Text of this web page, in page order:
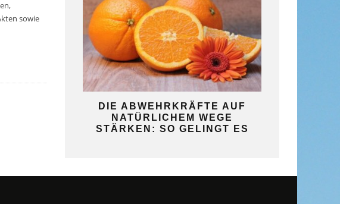
sowie
DIE ABWEHRKRÄFTE AUF
NATÜRLICHEM WEGE
STÄRKEN: SO GELINGT ES